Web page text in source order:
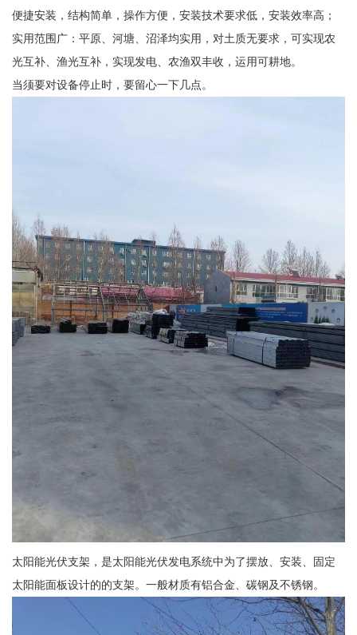
便捷安装，结构简单，操作方便，安装技术要求低，安装效率高；
实用范围广：平原、河塘、沼泽均实用，对土质无要求，可实现农
光互补、渔光互补，实现发电、农渔双丰收，运用可耕地。
当须要对设备停止时，要留心一下几点。
太阳能光伏支架，是太阳能光伏发电系统中为了摆放、安装、固定
太阳能面板设计的的支架。一般材质有铝合金、碳钢及不锈钢。